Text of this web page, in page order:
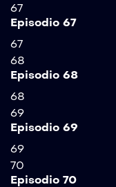
67
Episodio 67
67
68
Episodio 68
68
69
Episodio 69
69
70
Episodio 70